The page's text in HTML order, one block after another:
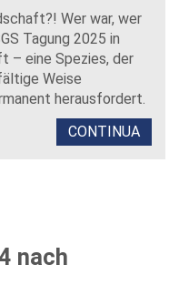
Wer war, wer
Tagung 2025 in
– eine Spezies, der
Weise
herausfordert.
CONTINUA
nach